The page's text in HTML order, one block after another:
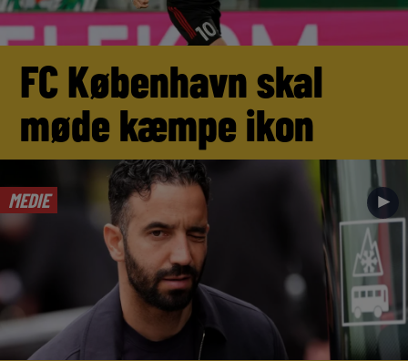
FC København skal
møde kæmpe ikon
MEDIE ►